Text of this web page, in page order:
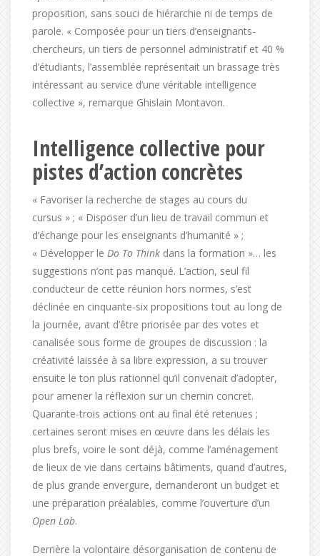
proposition, sans souci de hiérarchie ni de temps de
parole. « Composée pour un tiers d’enseignants-
chercheurs, un tiers de personnel administratif et 40 %
d’étudiants, l’assemblée représentait un brassage très
intéressant au service d’une véritable intelligence
collective », remarque Ghislain Montavon.
Intelligence collective pour
pistes d’action concrètes
« Favoriser la recherche de stages au cours du
cursus » ; « Disposer d’un lieu de travail commun et
d’échange pour les enseignants d’humanité » ;
« Développer le Do To Think dans la formation »… les
suggestions n’ont pas manqué. L’action, seul fil
conducteur de cette réunion hors normes, s’est
déclinée en cinquante-six propositions tout au long de
la journée, avant d’être priorisée par des votes et
canalisée sous forme de groupes de discussion : la
créativité laissée à sa libre expression, a su trouver
ensuite le ton plus rationnel qu’il convenait d’adopter,
pour amener la réflexion sur un chemin concret.
Quarante-trois actions ont au final été retenues ;
certaines seront mises en œuvre dans les délais les
plus brefs, voire le sont déjà, comme l’aménagement
de lieux de vie dans certains bâtiments, quand d’autres,
de plus grande envergure, demanderont un budget et
une préparation préalables, comme l’ouverture d’un
Open Lab.
Derrière la volontaire désorganisation de contenu de